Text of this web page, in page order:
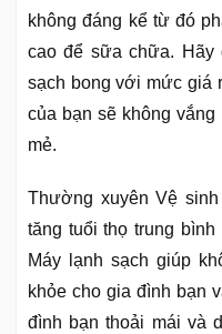
không đáng kể từ đó
cao để sữa chữa. Hãy
sạch bong với mức giá
của bạn sẽ không
mẻ.
Thường xuyên Vệ
tăng tuổi thọ trung
Máy lạnh sạch giúp
khỏe cho gia đình bạn
đình bạn thoải mái và